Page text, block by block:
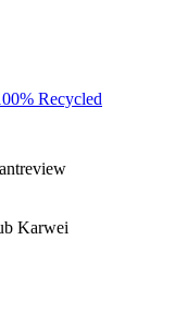
Recycled
Karwei